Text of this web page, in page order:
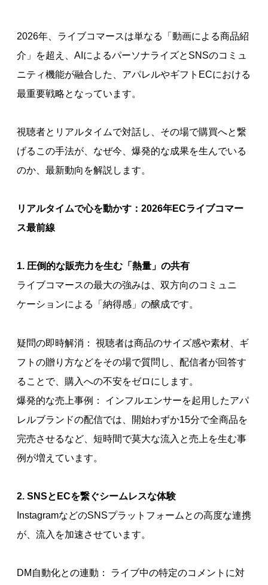
2026年、ライブコマースは単なる「動画による商品紹
介」を超え、AIによるパーソナライズとSNSのコミュ
ニティ機能が融合した、アパレルやギフトECにおける
最重要戦略となっています。
視聴者とリアルタイムで対話し、その場で購買へと繋
げるこの手法が、なぜ今、爆発的な成果を生んでいる
のか、最新動向を解説します。
リアルタイムで心を動かす：2026年ECライブコマー
ス最前線
1. 圧倒的な販売力を生む「熱量」の共有
ライブコマースの最大の強みは、双方向のコミュニ
ケーションによる「納得感」の醸成です。
疑問の即時解消： 視聴者は商品のサイズ感や素材、ギ
フトの贈り方などをその場で質問し、配信者が回答す
ることで、購入への不安をゼロにします。
爆発的な売上事例： インフルエンサーを起用したアパ
レルブランドの配信では、開始わずか15分で全商品を
完売させるなど、短時間で莫大な流入と売上を生む事
例が増えています。
2. SNSとECを繋ぐシームレスな体験
InstagramなどのSNSプラットフォームとの高度な連携
が、流入を加速させています。
DM自動化との連動： ライブ中の特定のコメントに対